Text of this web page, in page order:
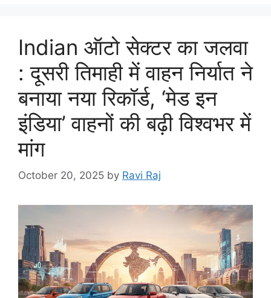
Indian ऑटो सेक्टर का जलवा
: दूसरी तिमाही में वाहन निर्यात ने
बनाया नया रिकॉर्ड, ‘मेड इन
इंडिया’ वाहनों की बढ़ी विश्वभर में
मांग
October 20, 2025 by Ravi Raj